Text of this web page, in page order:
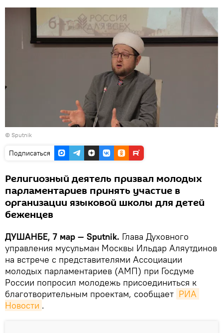
© Sputnik
Подписаться
Религиозный деятель призвал молодых
парламентариев принять участие в
организации языковой школы для детей
беженцев
ДУШАНБЕ, 7 мар — Sputnik. Глава Духовного
управления мусульман Москвы Ильдар Аляутдинов
на встрече с представителями Ассоциации
молодых парламентариев (АМП) при Госдуме
России попросил молодежь присоединиться к
благотворительным проектам, сообщает РИА
Новости .